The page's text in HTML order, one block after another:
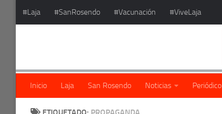
Saltar al contenido
#Laja #SanRosendo #Vacunación #ViveLaja
Inicio Laja San Rosendo Noticias Periódico